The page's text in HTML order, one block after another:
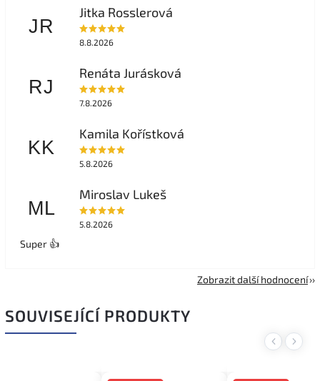
JR
Jitka Rosslerová
8.8.2026
RJ
Renáta Jurásková
7.8.2026
KK
Kamila Kořístková
5.8.2026
ML
Miroslav Lukeš
5.8.2026
Super 👍
Zobrazit další hodnocení
SOUVISEJÍCÍ PRODUKTY
Previous
Next